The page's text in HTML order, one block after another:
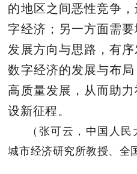
的地区之间恶性竞争
字经济；另一方面需
发展方向与思路，有
数字经济的发展与布
高质量发展，从而助
设新征程。
（张可云，中国人
城市经济研究所教授、全